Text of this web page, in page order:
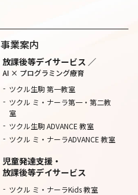
事業案内
放課後等デイサービス ／
AI × プログラミング療育
ツクル生駒 第一教室
ツクル ミ・ナーラ第一・第二教
室
ツクル生駒 ADVANCE 教室
ツクル ミ・ナーラADVANCE 教室
児童発達支援・
放課後等デイサービス
ツクル ミ・ナーラKids 教室